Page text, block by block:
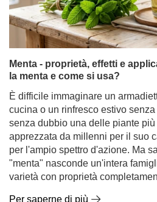
Menta - proprietà, effetti e
È difficile immaginare un
cucina o un rinfresco estivo senza
senza dubbio una delle piante
apprezzata da millenni per il suo
per l'ampio spettro d'azione. Ma
"menta" nasconde un'intera
varietà con proprietà
Per saperne di più